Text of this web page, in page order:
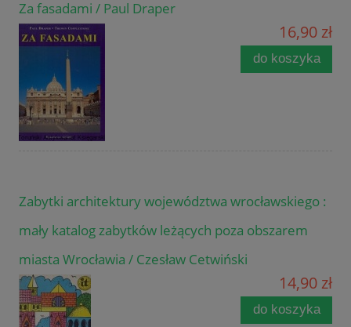
Za fasadami / Paul Draper
16,90 zł
do koszyka
Zabytki architektury województwa wrocławskiego :
mały katalog zabytków leżących poza obszarem
miasta Wrocławia / Czesław Cetwiński
14,90 zł
do koszyka